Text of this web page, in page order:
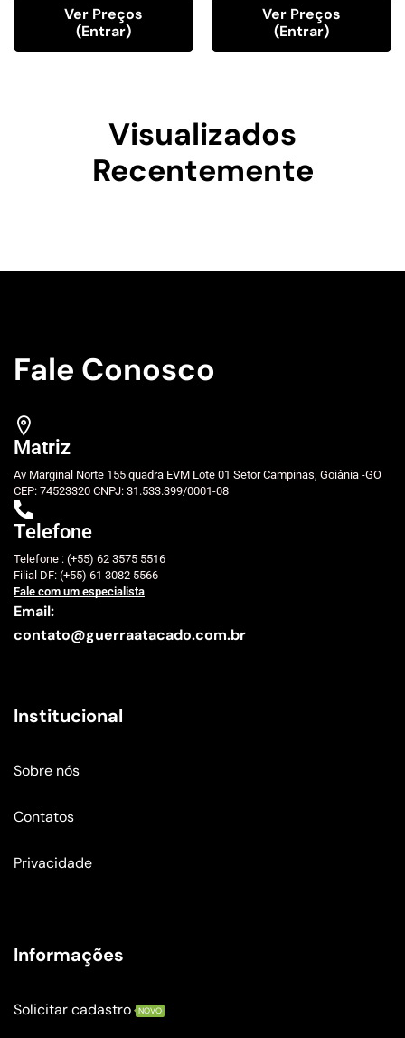
Ver Preços
(entrar)
Ver Preços
(entrar)
Visualizados
Recentemente
Fale Conosco
Matriz
Av Marginal Norte 155 quadra EVM Lote 01 Setor Campinas, Goiânia -GO
CEP: 74523320 CNPJ: 31.533.399/0001-08
Telefone
Telefone : (+55) 62 3575 5516
Filial DF: (+55) 61 3082 5566
Fale com um especialista
Email:
contato@guerraatacado.com.br
Institucional
Sobre nós
Contatos
Privacidade
Informações
Solicitar cadastro NOVO